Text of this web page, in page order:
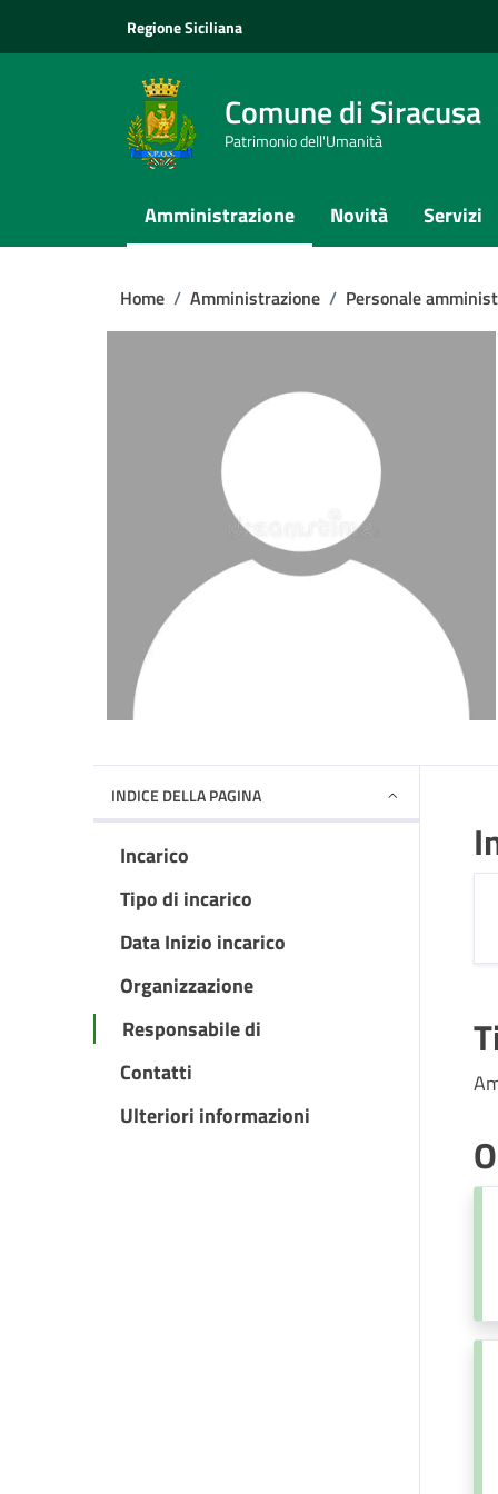
Regione Siciliana
Comune di Siracusa
Patrimonio dell'Umanità
Amministrazione Novità Servizi
Home / Amministrazione / Personale
INDICE DELLA PAGINA
Incarico
Tipo di incarico
Data Inizio incarico
Organizzazione
Responsabile di
Contatti
Ulteriori informazioni